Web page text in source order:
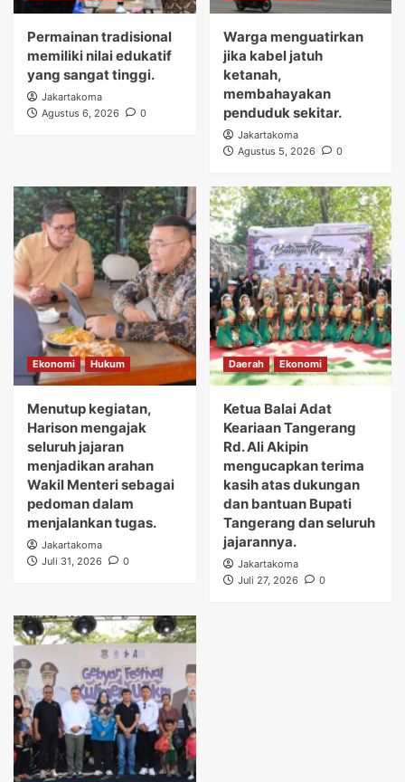
Permainan tradisional
memiliki nilai edukatif
yang sangat tinggi.
Jakartakoma
Agustus 6, 2026
0
Warga menguatirkan
jika kabel jatuh
ketanah,
membahayakan
penduduk sekitar.
Jakartakoma
Agustus 5, 2026
0
Ekonomi Hukum
Menutup kegiatan,
Harison mengajak
seluruh jajaran
menjadikan arahan
Wakil Menteri sebagai
pedoman dalam
menjalankan tugas.
Jakartakoma
Juli 31, 2026
0
Daerah Ekonomi
Ketua Balai Adat
Keariaan Tangerang
Rd. Ali Akipin
mengucapkan terima
kasih atas dukungan
dan bantuan Bupati
Tangerang dan seluruh
jajarannya.
Jakartakoma
Juli 27, 2026
0